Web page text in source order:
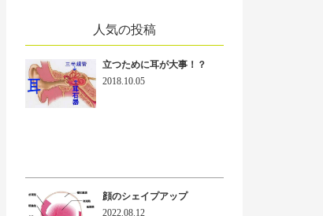
人気の投稿
立つために耳が大事！？
2018.10.05
顔のシェイプアップ
2022.08.12